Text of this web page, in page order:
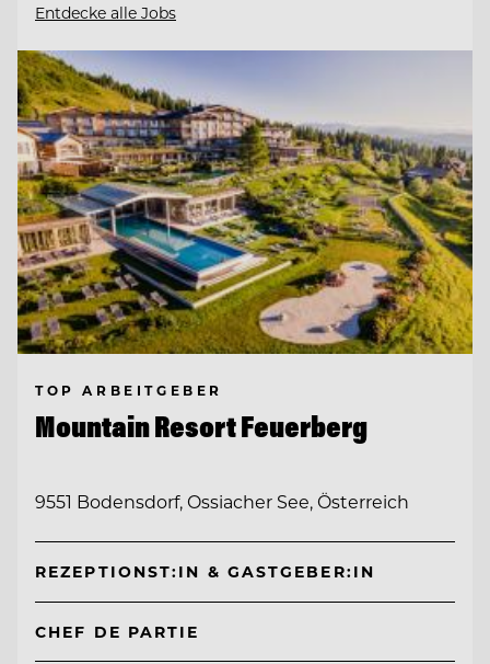
Entdecke alle Jobs
TOP ARBEITGEBER
Mountain Resort Feuerberg
9551 Bodensdorf, Ossiacher See, Österreich
REZEPTIONST:IN & GASTGEBER:IN
CHEF DE PARTIE